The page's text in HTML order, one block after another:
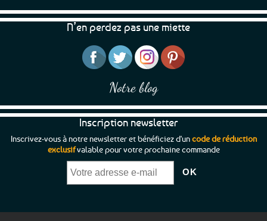
N’en perdez pas une miette
Notre blog
Inscription newsletter
Inscrivez-vous à notre newsletter et bénéficiez d'uncode de réduction
exclusifvalable pour votre prochaine commande